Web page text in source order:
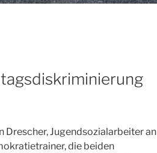
Drescher, Jugendsozialarbeiter an
die beiden